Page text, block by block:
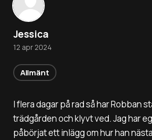
I flera dagar på rad så har Robban
trädgården och klyvt ved. Jag har
påbörjat ett inlägg om hur han
Jessica
12 apr 2024
Allmänt